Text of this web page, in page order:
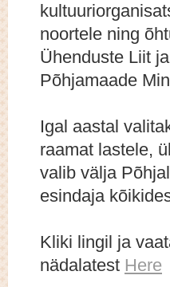
noortele ning
Ühenduste Liit
Põhjamaade
Igal aastal
raamat lastele,
valib välja
esindaja
Kliki lingil ja
nädalatest Here